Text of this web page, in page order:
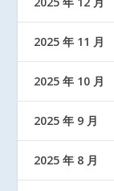
2025 年 11 月
2025 年 10 月
2025 年 9 月
2025 年 8 月